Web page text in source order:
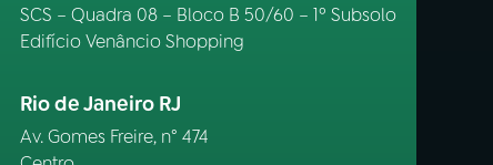
SCS – Quadra 08 – Bloco B 50/60 – 1º Subsolo
Edifício Venâncio Shopping
Rio de Janeiro RJ
Av. Gomes Freire, n° 474